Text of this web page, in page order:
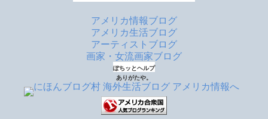
アメリカ情報ブログ
アメリカ生活ブログ
アーティストブログ
画家・女流画家ブログ
ぽちッとヘルプ
ありがたや。